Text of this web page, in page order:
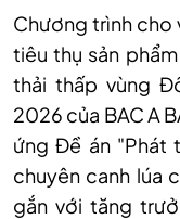
Chương trình cho
tiêu thụ sản
thải thấp vùng
2026 của BAC A
ứng Đề án "Phát
chuyên canh lúa
gắn với tăng